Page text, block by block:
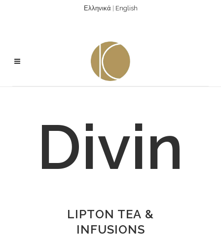
Ελληνικά English
Divin
LIPTON TEA &
INFUSIONS